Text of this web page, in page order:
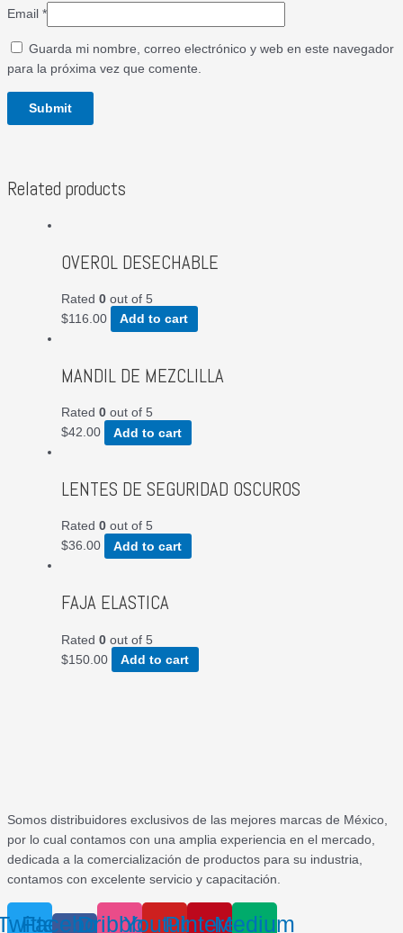
Email *
Guarda mi nombre, correo electrónico y web en este navegador
para la próxima vez que comente.
Related products
OVEROL DESECHABLE
Rated 0 out of 5
$116.00 Add to cart
MANDIL DE MEZCLILLA
Rated 0 out of 5
$42.00 Add to cart
LENTES DE SEGURIDAD OSCUROS
Rated 0 out of 5
$36.00 Add to cart
FAJA ELASTICA
Rated 0 out of 5
$150.00 Add to cart
Somos distribuidores exclusivos de las mejores marcas de México,
por lo cual contamos con una amplia experiencia en el mercado,
dedicada a la comercialización de productos para su industria,
contamos con excelente servicio y capacitación.
Facebook-
DribbbleYoutubePinterestMedium